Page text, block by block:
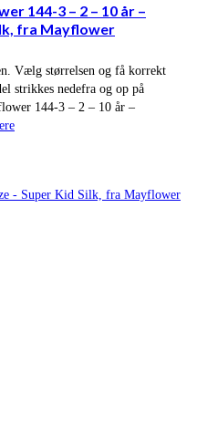
144-3 – 2 – 10 år –
fra Mayflower
Vælg størrelsen og få korrekt
strikkes nedefra og op på
144-3 – 2 – 10 år –